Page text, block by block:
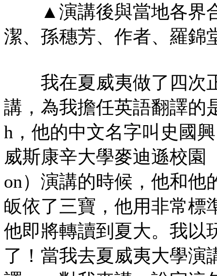
▲演講後與當地各界合
潔、孫穗芳、作者、羅錦
我在夏威夷做了四次
講，為我擔任英語翻譯的
h，他的中文名字叫史國
威斯康辛大學麥迪遜校園
on）演講的時候，他和他
皈依了三寶，他用非常標
他即將轉讀到夏大。我以
了！當我去夏威夷大學演